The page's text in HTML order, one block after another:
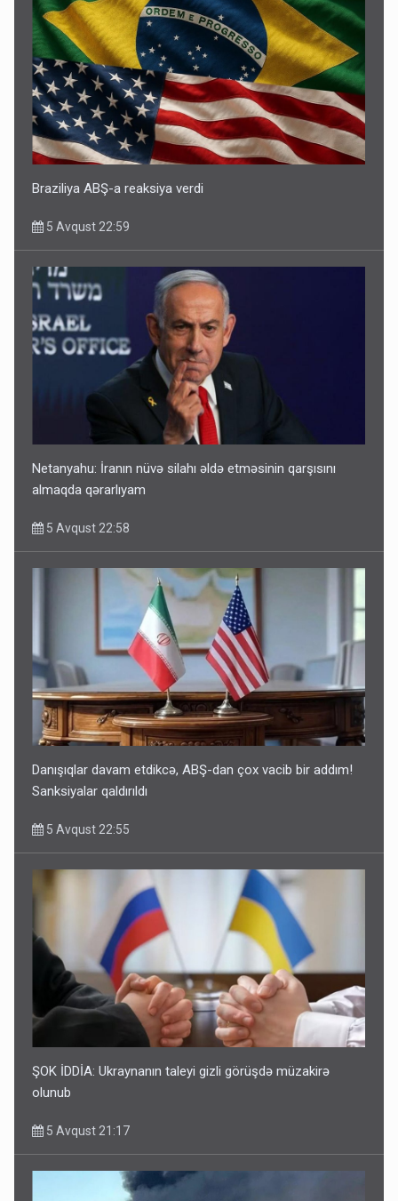
Braziliya ABŞ-a reaksiya verdi
5 Avqust 22:59
Netanyahu: İranın nüvə silahı əldə etməsinin qarşısını
almaqda qərarlıyam
5 Avqust 22:58
Danışıqlar davam etdikcə, ABŞ-dan çox vacib bir addım!
Sanksiyalar qaldırıldı
5 Avqust 22:55
ŞOK İDDİA: Ukraynanın taleyi gizli görüşdə müzakirə
olunub
5 Avqust 21:17